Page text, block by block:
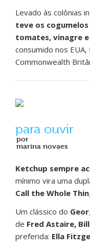
Levado às colônias
teve os
tomates, vinagre e
consumido nos
Commonwealth
para ouvir
por
marina novaes
Ketchup sempre
mínimo vira uma
Call the Whole
Um clássico do
de Fred Astaire,
preferida: Ella